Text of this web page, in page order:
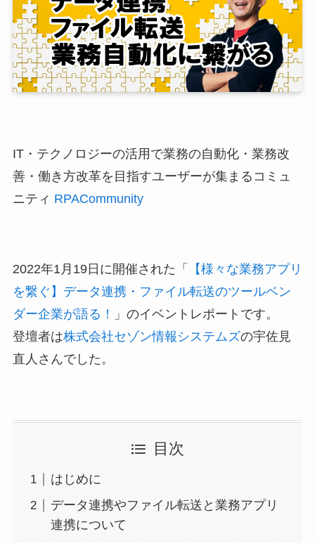
IT・テクノロジーの活用で業務の自動化・業務改
善・働き方改革を目指すユーザーが集まるコミュ
ニティ RPACommunity
2022年1月19日に開催された「
【様々な業務アプリ
を繋ぐ】データ連携・ファイル転送のツールベン
ダー企業が語る！
」のイベントレポートです。
登壇者は株式会社セゾン情報システムズの宇佐見
直人さんでした。
目次
はじめに
データ連携やファイル転送と業務アプリ
連携について